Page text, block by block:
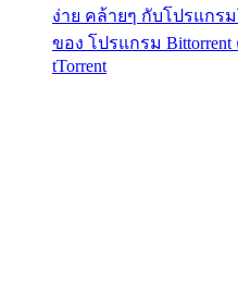
ง่าย คล้ายๆ กับโปรแกร
ของ โปรแกรม
tTorrent